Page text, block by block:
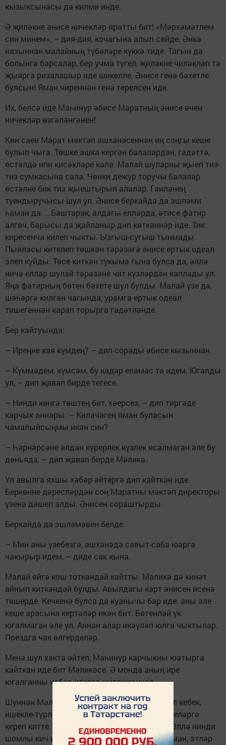
кызыксынасы да килми инде.
Ә җиләкне әнисе ничекләр яратты бит! «Мәрхәмәтлем
син минем», – дия-дия, кочагына алып сөйде. Әнкә
назыннан малайның түбәләре күккә тиде. Тагын да
болынга барсалар, бер учма түгел, җиләкне чиләкләп тә
җыярга ризалашыр иде шикелле. Әнисе генә бәхетле
булсын! Яман чиреннән генә терелсен иде.
Их, белсә иде Маһинур әбисе Маратның әнисе өчен
ничекләр өзгәләнгәнен!
Көн саен Марат мәктәп ашханәсеннән иң соңгы кеше
булып чыга. Төшке ашка кергән балалардан, гадәттә,
өстәлдә ипи кисәкләре кала. Малай шуларны җыеп тиз-
тиз сумкасына сала. Чөнки дежур торучы балалар
өстәлне бик тиз җыештырып алалар. Гаиләнең
туендыручысы шул ул. Әнисе беркайда да эшләми
һаман да. ...Баштарак, алдагы елларда, әтисе фатир
алгач, барысы да җайланыр дип көткәннәр иде. Тик
киресенчә килеп чыкты. Ызгыш-сугыш тынмады.
Пыяласы кителеп төшкән тәрәзәгә әнисе ертык одеал
элеп куйды. Төсе киткән тукыма гына булса да, әллә
ничә еллар шулай тәрәзәне чит күзләрдән каплады ул.
Яңа фатирның бөтен бәхете шул булды. Малай үзе дә,
шәһәргә килгән чагында, урамга ертык одеал
тишегеннән карап торырга гадәтләнде.
Бер кайтуында:
– Иреңне кая күмдең? – дип сорады әбисе кызыннан.
– Күммәдем, күмсәм, бу кадәр еламас та идем. Югалды
ул, – дип җавап бирде тегесе.
– Нинди көнгә төштең бит, хәерсез, – дип тиргәде
карчык аннары. – Киләчәгең яман буласын
чамалыйсыңмы икән син?
– Һәрнәрсәне алдан күрерлек күзлек ясалмаган әле бу
дөньяда, – дип җавап бирде Мәликә.
Ул авылга яхшы хәбәр әйтергә дип кайткан иде.
Беркөнне дәресләрдән соң Маратны мәктәп директоры
үзенә дәшеп алды. Әнисен сораштырды.
Беркайда да эшләмәвен белде.
– Мин аны үзебезгә, ашханәдә савыт-саба юарга
чакырыр идем, – диде сак кына.
Малай өйгә кош тоткандай кайтты. Мәликә дә кинәт
айнып киткәндәй булды. Авылдагы карт әнисен исенә
төшерде. Кечкенә булса да куанычы бар иде: аны әле
кеше арасына кертәләр икән бит. Бөтенләй үк
югалмаган әле ул. Аннан алар икәүләп юлга чыктылар.
Поездга чак өлгерделәр.
Менә шул хакта әйтеп, Маһинур карчыкны юатырга
кайткан иде бит Мәликәсе. Ә монда аның ире
югалганны хәбәр итәргә җитешкәннәр...
Шуннан Мәликә, ишектән кергән салкын җил кебек,
ишекле-түрле йөрде. Кызмача халәттә күршеләргә
кереп китте. Малай да артыннан калмады. Әллә нинди
шомлы кич иде. Урамда, угрыны тоткан сыман, этләр